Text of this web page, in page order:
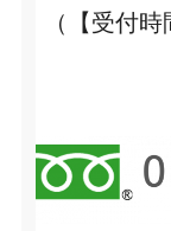
（【受付